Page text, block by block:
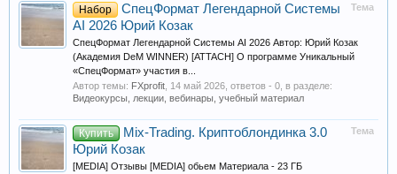
Тема
Набор
СпецФормат Легендарной Системы
AI 2026 Юрий Козак
СпецФормат Легендарной Системы AI 2026 Автор: Юрий Козак
(Академия DeM WINNER) [ATTACH] О программе Уникальный
«СпецФормат» участия в...
Автор темы: FXprofit 14 май 2026 , ответов - 0, в разделе:
Видеокурсы, лекции, вебинары, учебный материал
Тема
Купить
Mix-Trading. Криптоблондинка 3.0
Юрий Козак
[MEDIA] Отзывы [MEDIA] обьем Материала - 23 ГБ